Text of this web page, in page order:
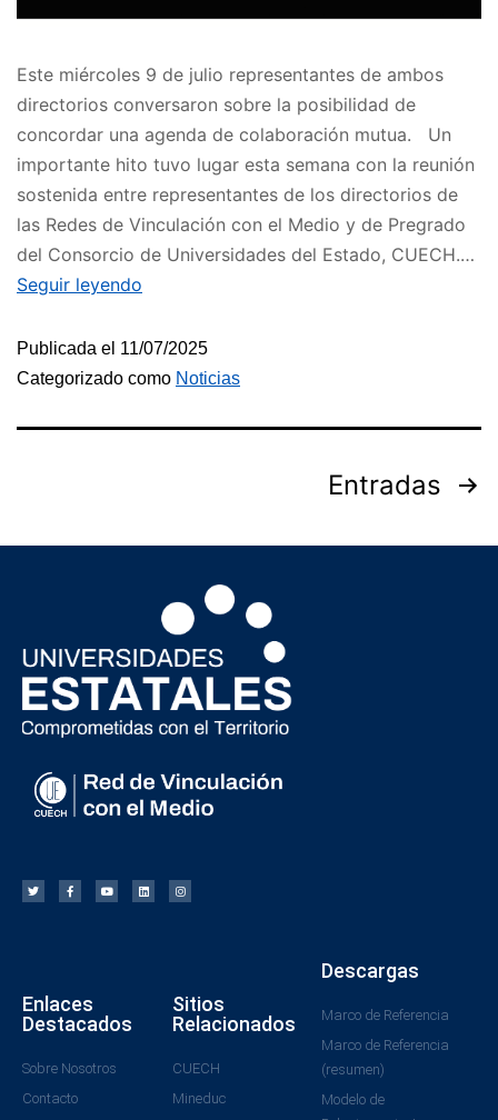
Este miércoles 9 de julio representantes de ambos
directorios conversaron sobre la posibilidad de
concordar una agenda de colaboración mutua. Un
importante hito tuvo lugar esta semana con la reunión
sostenida entre representantes de los directorios de
las Redes de Vinculación con el Medio y de Pregrado
del Consorcio de Universidades del Estado, CUECH.…
Seguir leyendo
Publicada el 11/07/2025
Categorizado como Noticias
Entradas
Enlaces
Destacados
Sobre Nosotros
Contacto
Sitios
Relacionados
CUECH
Mineduc
Descargas
Marco de Referencia
Marco de Referencia
(resumen)
Modelo de